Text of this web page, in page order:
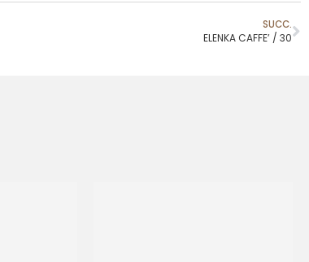
SUCC.
ELENKA CAFFE’ / 30